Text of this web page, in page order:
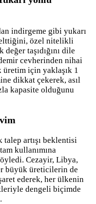
indirgeme gibi yukarı
özel nitelikli
taşıdığını dile
cevherinden nihai
için yaklaşık 1
dikkat çekerek, asıl
kapasite olduğunu
talep artışı beklentisi
kullanımına
Cezayir, Libya,
büyük üreticilerin de
ederek, her ülkenin
dengeli biçimde